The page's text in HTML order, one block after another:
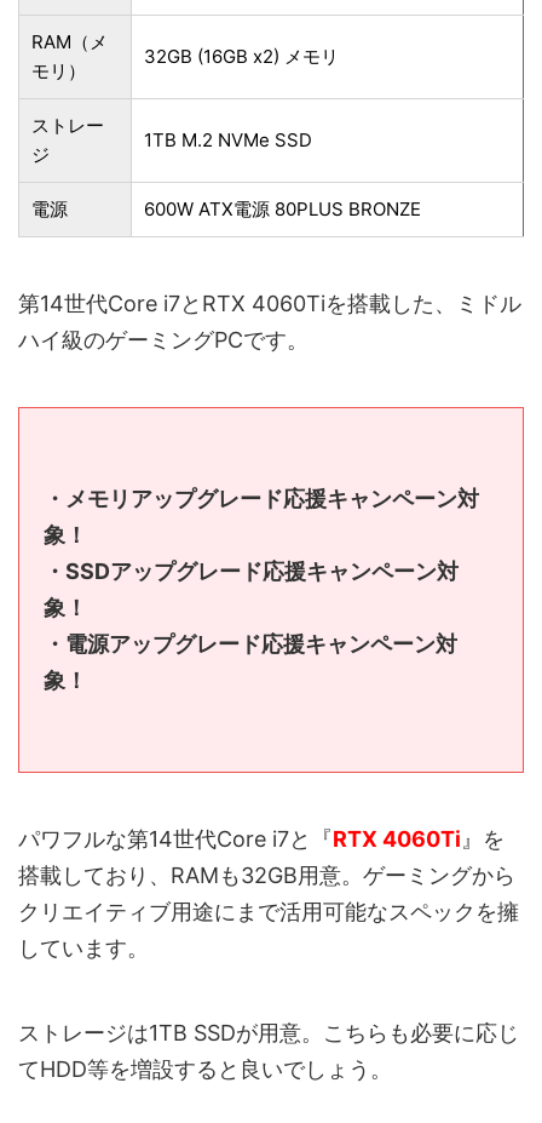
RAM（メ
モリ）
32GB (16GB x2) メモリ
ストレー
ジ
1TB M.2 NVMe SSD
電源 600W ATX電源 80PLUS BRONZE
第14世代Core i7とRTX 4060Tiを搭載した、ミドル
ハイ級のゲーミングPCです。
・メモリアップグレード応援キャンペーン対
象！
・SSDアップグレード応援キャンペーン対
象！
・電源アップグレード応援キャンペーン対
象！
パワフルな第14世代Core i7と『RTX 4060Ti 』を
搭載しており、RAMも32GB用意。ゲーミングから
クリエイティブ用途にまで活用可能なスペックを擁
しています。
ストレージは1TB SSDが用意。こちらも必要に応じ
てHDD等を増設すると良いでしょう。